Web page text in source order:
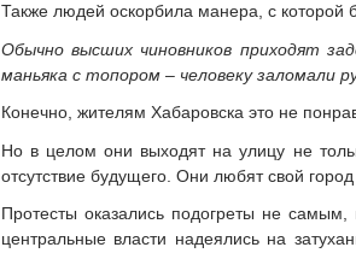
Также людей оскорбила манера, с которой
Обычно высших чиновников приходят
маньяка с топором – человеку заломали
Конечно, жителям Хабаровска это не
Но в целом они выходят на улицу не
отсутствие будущего. Они любят свой
Протесты оказались подогреты не
центральные власти надеялись на